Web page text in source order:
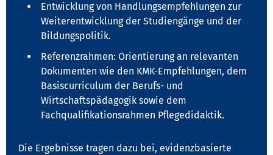
Entwicklung von Handlungsempfehlungen zur
Weiterentwicklung der Studiengänge und der
Bildungspolitik.
Referenzrahmen: Orientierung an relevanten
Dokumenten wie den KMK-Empfehlungen, dem
Basiscurriculum der Berufs- und
Wirtschaftspädagogik sowie dem
Fachqualifikationsrahmen Pflegedidaktik.
Die Ergebnisse tragen dazu bei, evidenzbasierte